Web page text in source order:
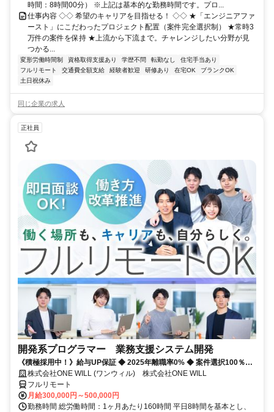
時間：8時間00分） ※上記は基本的な勤務時間です。プロ...
仕事内容 ◇◇ 希望のキャリアを目指せる！ ◇◇ ★「エンジニアファ
ースト」にこだわったプロジェクト配置（案件完全選択制） ★常時3
万件の案件を保持 ★上流から下流まで。チャレンジしたい分野が見
つかる...
変形労働時間制 資格取得支援あり 学歴不問 転勤なし
住宅手当あり
フルリモート
交通費全額支給 経験者歓迎 研修あり 在宅OK
ブランクOK
土日祝休み
同じ企業の求人
正社員
開発系プログラマー 業務支援システム開発
《積極採用中！》給与UP保証 ◆ 2025年離職率0% ◆ 案件選択100％！
◆ 平均残業7時間！
株式会社ONE WILL (ワンウィル) 株式会社ONE WILL
フルリモート
月給300,000円～500,000円
勤務時間 総労働時間：1ヶ月あたり160時間 平日8時間を基本とし、